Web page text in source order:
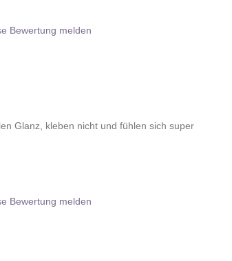
Bewertung melden
Glanz, kleben nicht und fühlen sich super
Bewertung melden